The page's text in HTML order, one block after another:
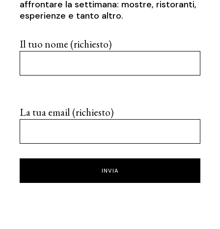
affrontare la settimana: mostre, ristoranti,
esperienze e tanto altro.
Il tuo nome (richiesto)
La tua email (richiesto)
INVIA